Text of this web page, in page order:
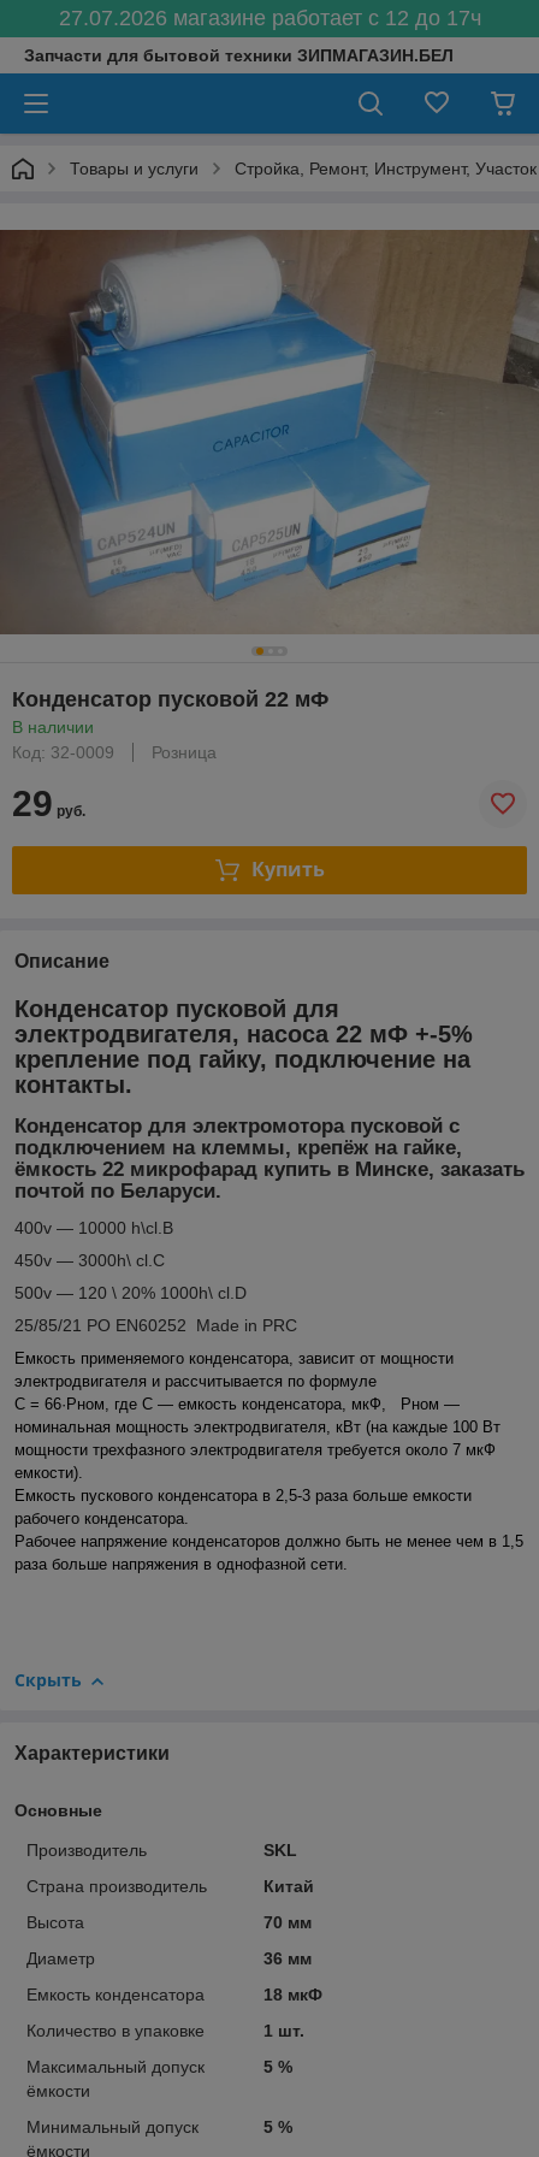
27.07.2026 магазине работает с 12 до 17ч
Запчасти для бытовой техники ЗИПМАГАЗИН.БЕЛ
Товары и услуги Стройка, Ремонт, Инструмент, Участок
Конденсатор пусковой 22 мФ
В наличии
Код: 32-0009
Розница
29 руб.
Купить
Описание
Конденсатор пусковой для
электродвигателя, насоса 22 мФ +-5%
крепление под гайку, подключение на
контакты.
Конденсатор для электромотора пусковой с
подключением на клеммы, крепёж на гайке,
ёмкость 22 микрофарад купить в Минске, заказать
почтой по Беларуси.
400v ― 10000 h\cl.B
450v ― 3000h\ cl.C
500v ― 120 \ 20% 1000h\ cl.D
25/85/21 PO EN60252 Made in PRC
Емкость применяемого конденсатора, зависит от мощности
электродвигателя и рассчитывается по формуле
С = 66·Рном, где С ― емкость конденсатора, мкФ, Рном ―
номинальная мощность электродвигателя, кВт (на каждые 100 Вт
мощности трехфазного электродвигателя требуется около 7 мкФ
емкости).
Емкость пускового конденсатора в 2,5-3 раза больше емкости
рабочего конденсатора.
Рабочее напряжение конденсаторов должно быть не менее чем в 1,5
раза больше напряжения в однофазной сети.
Скрыть
Характеристики
Основные
Производитель
SKL
Страна производитель
Китай
Высота
70 мм
Диаметр
36 мм
Емкость конденсатора
18 мкФ
Количество в упаковке
1 шт.
Максимальный допуск
ёмкости
5 %
Минимальный допуск
ёмкости
5 %